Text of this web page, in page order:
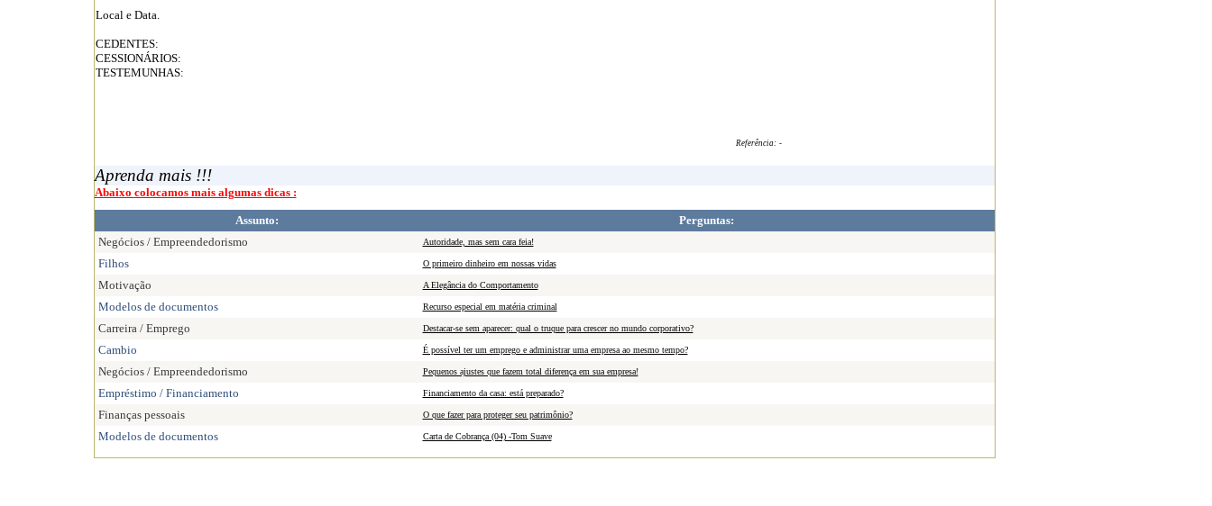
Local e Data.
CEDENTES:
CESSIONÁRIOS:
TESTEMUNHAS:
Referência: -
Aprenda mais !!!
Abaixo colocamos mais algumas dicas :
Assunto:
Perguntas:
Negócios / Empreendedorismo
Autoridade, mas sem cara feia!
Filhos O primeiro dinheiro em nossas vidas
Motivação A Elegância do Comportamento
Modelos de documentos Recurso especial em matéria criminal
Carreira / Emprego Destacar-se sem aparecer: qual o truque para crescer no mundo corporativo?
Cambio É possível ter um emprego e administrar uma empresa ao mesmo tempo?
Negócios / Empreendedorismo Pequenos ajustes que fazem total diferença em sua empresa!
Empréstimo / Financiamento Financiamento da casa: está preparado?
Finanças pessoais O que fazer para proteger seu patrimônio?
Modelos de documentos Carta de Cobrança (04) -Tom Suave